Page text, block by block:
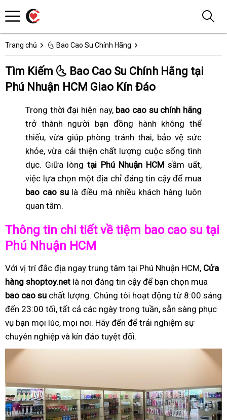
Trang chủ 🌜 Bao Cao Su Chính Hãng
Tìm Kiếm 🌜 Bao Cao Su Chính Hãng tại
Phú Nhuận HCM Giao Kín Đáo
Trong thời đại hiện nay, bao cao su chính hãng
trở thành người bạn đồng hành không thể
thiếu, vừa giúp phòng tránh thai, bảo vệ sức
khỏe, vừa cải thiện chất lượng cuộc sống tình
dục. Giữa lòngtại Phú Nhuận HCM sầm uất,
việc lựa chọn một địa chỉ đáng tin cậy để mua
bao cao sulà điều mà nhiều khách hàng luôn
quan tâm.
Thông tin chi tiết về tiệm bao cao su tại
Phú Nhuận HCM
Với vị trí đắc địa ngay trung tâm tại Phú Nhuận HCM, Cửa
hàng shoptoy.net là nơi đáng tin cậy để bạn chọn mua
bao cao su chất lượng. Chúng tôi hoạt động từ 8:00 sáng
đến 23:00 tối, tất cả các ngày trong tuần, sẵn sàng phục
vụ bạn mọi lúc, mọi nơi. Hãy đến để trải nghiệm sự
chuyên nghiệp và kín đáo tuyệt đối.